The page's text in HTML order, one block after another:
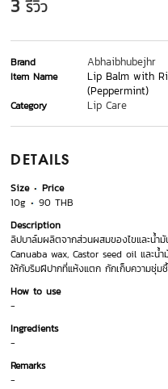
3 รีวิว
Brand Abhaibhubejhr
Item Name
Lip Balm with
(Peppermint)
Category Lip Care
DETAILS
Size
Price
10g
90 THB
Description
ลิปบาล์มผลิตจากส่วนผสมของไขและน้ำ
Canuaba wax, Castor seed oil และน้
ให้กับริมฝีปากที่แห้งแตก กักเก็บความชุ่
How to use
-
Ingredients
-
Remarks
-